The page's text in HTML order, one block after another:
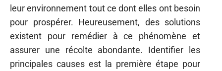
leur environnement tout ce dont elles ont besoin
pour prospérer. Heureusement, des solutions
existent pour remédier à ce phénomène et
assurer une récolte abondante. Identifier les
principales causes est la première étape pour